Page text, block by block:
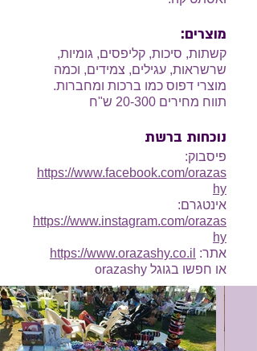
מוצרים:
קשתות, סיכות, קליפסים, גומיות,
שרשראות, עגילים, צמידים, וכמה
מוצרי דפוס כמו ברכות ומחברות.
תווח מחירים 20-300 ש"ח
נוכחות ברשת
פיסבוק:
https://www.facebook.com/orazas
hy
אינטגרם:
https://www.instagram.com/orazas
hy
אתר: https://www.orazashy.co.il
או חפשו בגוגל orazashy